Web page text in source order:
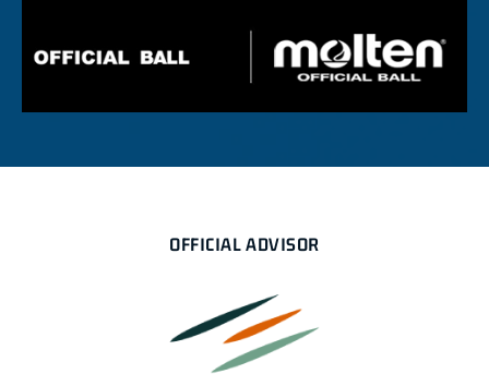
OFFICIAL ADVISOR